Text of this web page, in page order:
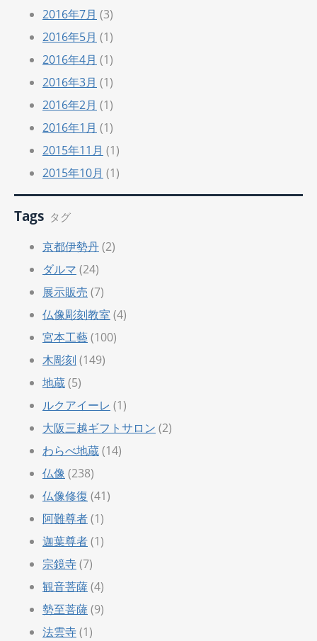
2016年7月 (3)
2016年5月 (1)
2016年4月 (1)
2016年3月 (1)
2016年2月 (1)
2016年1月 (1)
2015年11月 (1)
2015年10月 (1)
Tags タグ
京都伊勢丹(2)
ダルマ (24)
展示販売 (7)
仏像彫刻教室 (4)
宮本工藝(100)
木彫刻 (149)
地蔵(5)
ルクアイーレ (1)
大阪三越ギフトサロン (2)
わらべ地蔵(14)
仏像 (238)
仏像修復 (41)
阿難尊者(1)
迦葉尊者(1)
宗鏡寺(7)
観音菩薩(4)
勢至菩薩(9)
法雲寺(1)